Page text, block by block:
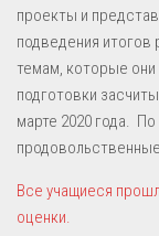
проекты и
подведения
темам, которые они
подготовки
марте 2020 года.
Все учащиеся
оценки.